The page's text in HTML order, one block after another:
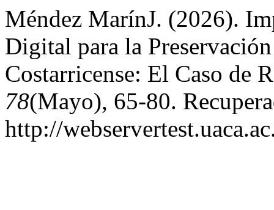
Méndez MarínJ. (2026).
Digital para la
Costarricense: El Caso de
78(Mayo), 65-80.
http://